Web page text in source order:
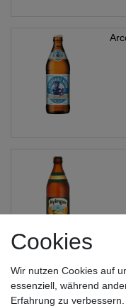
Cookies
Wir nutzen Cookies auf
essenziell, während
Erfahrung zu